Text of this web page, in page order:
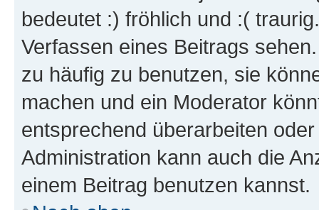
bedeutet :) fröhlich und :(
Verfassen eines Beitrags
zu häufig zu benutzen, sie
machen und ein Moderator
entsprechend überarbeiten
Administration kann auch die
einem Beitrag benutzen kannst.